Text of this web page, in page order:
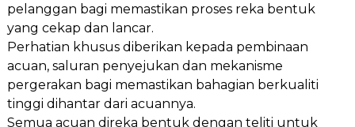
pelanggan bagi memastikan proses reka bentuk
yang cekap dan lancar.
Perhatian khusus diberikan kepada pembinaan
acuan, saluran penyejukan dan mekanisme
pergerakan bagi memastikan bahagian berkualiti
tinggi dihantar dari acuannya.
Semua acuan direka bentuk dengan teliti untuk